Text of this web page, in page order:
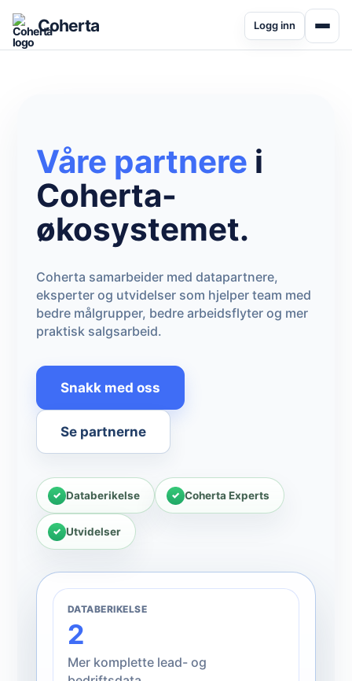
Coherta Logg inn
Våre partnere i
Coherta-
økosystemet.
Coherta samarbeider med datapartnere,
eksperter og utvidelser som hjelper team med
bedre målgrupper, bedre arbeidsflyter og mer
praktisk salgsarbeid.
Snakk med oss
Se partnerne
Databerikelse Coherta Experts
Utvidelser
DATABERIKELSE
2
Mer komplette lead- og